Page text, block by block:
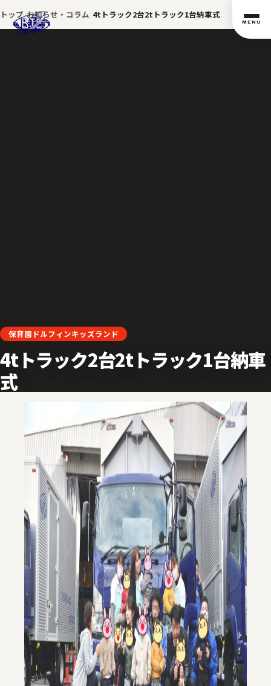
MENU
トップ お知らせ・コラム 4tトラック2台2tトラック1台納車式
保育園ドルフィンキッズランド
4tトラック2台2tトラック1台納車
式